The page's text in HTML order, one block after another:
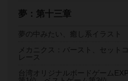
夢：第十三章
夢の中みたい、癒し系イラスト
メカニクス：バースト、セット
レース
台湾オリジナルボードゲーム